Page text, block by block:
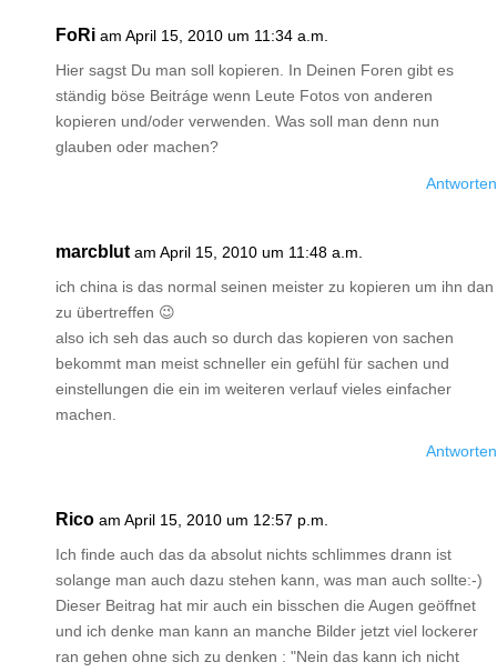
FoRi am April 15, 2010 um 11:34 a.m.
Hier sagst Du man soll kopieren. In Deinen Foren gibt es
ständig böse Beitráge wenn Leute Fotos von anderen
kopieren und/oder verwenden. Was soll man denn nun
glauben oder machen?
Antworten
marcblut am April 15, 2010 um 11:48 a.m.
ich china is das normal seinen meister zu kopieren um ihn dan
zu übertreffen 😉
also ich seh das auch so durch das kopieren von sachen
bekommt man meist schneller ein gefühl für sachen und
einstellungen die ein im weiteren verlauf vieles einfacher
machen.
Antworten
Rico am April 15, 2010 um 12:57 p.m.
Ich finde auch das da absolut nichts schlimmes drann ist
solange man auch dazu stehen kann, was man auch sollte:-)
Dieser Beitrag hat mir auch ein bisschen die Augen geöffnet
und ich denke man kann an manche Bilder jetzt viel lockerer
ran gehen ohne sich zu denken : "Nein das kann ich nicht